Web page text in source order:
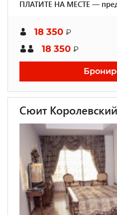
ПЛАТИТЕ НА МЕСТЕ —
18 350 ₽
18 350 ₽
Сюит Королевский